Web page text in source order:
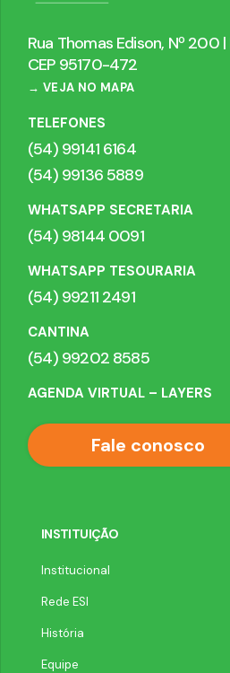
Rua Thomas Edison, Nº 200
CEP 95170-472
→ VEJA NO MAPA
TELEFONES
(54) 99141 6164
(54) 99136 5889
WHATSAPP SECRETARIA
(54) 98144 0091
WHATSAPP TESOURARIA
(54) 99211 2491
CANTINA
(54) 99202 8585
AGENDA VIRTUAL – LAYERS
Fale conosco
INSTITUIÇÃO
Institucional
Rede ESI
História
Equipe